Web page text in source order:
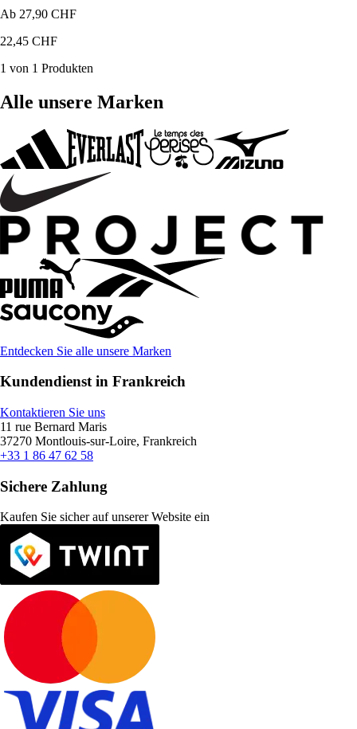
Ab 27,90 CHF
22,45 CHF
1 von 1 Produkten
Alle unsere Marken
Entdecken Sie alle unsere Marken
Kundendienst in Frankreich
Kontaktieren Sie uns
11 rue Bernard Maris
37270 Montlouis-sur-Loire, Frankreich
+33 1 86 47 62 58
Sichere Zahlung
Kaufen Sie sicher auf unserer Website ein